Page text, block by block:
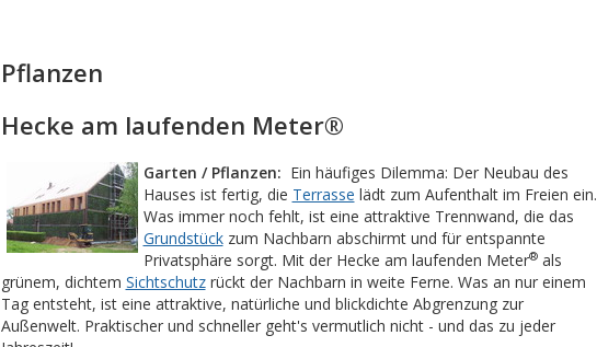
Pflanzen
Hecke am laufenden Meter®
Garten / Pflanzen: Ein häufiges Dilemma: Der Neubau des
Hauses ist fertig, die Terrasse lädt zum Aufenthalt im Freien ein.
Was immer noch fehlt, ist eine attraktive Trennwand, die das
Grundstückzum Nachbarn abschirmt und für entspannte
Privatsphäre sorgt. Mit der Hecke am laufenden Meter®als
grünem, dichtem Sichtschutzrückt der Nachbarn in weite Ferne. Was an nur einem
Tag entsteht, ist eine attraktive, natürliche und blickdichte Abgrenzung zur
Außenwelt. Praktischer und schneller geht's vermutlich nicht - und das zu jeder